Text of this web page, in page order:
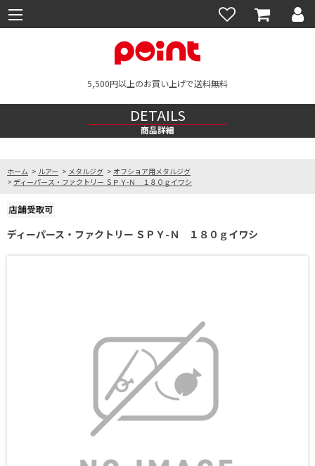
5,500円以上のお買い上げで送料無料
DETAILS
商品詳細
ホーム > ルアー > メタルジグ > オフショア用メタルジグ
> ディーパース・ファクトリー ＳＰＹ-Ｎ １８０ｇイワシ
ディーパース・ファクトリー ＳＰＹ-Ｎ １８０ｇイワシ